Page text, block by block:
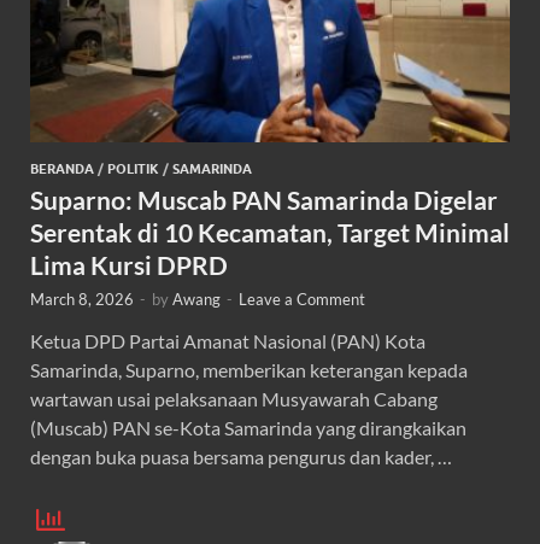
BERANDA / POLITIK / SAMARINDA
Suparno: Muscab PAN Samarinda Digelar
Serentak di 10 Kecamatan, Target Minimal
Lima Kursi DPRD
March 8, 2026 - byAwang - Leave a Comment
Ketua DPD Partai Amanat Nasional (PAN) Kota
Samarinda, Suparno, memberikan keterangan kepada
wartawan usai pelaksanaan Musyawarah Cabang
(Muscab) PAN se-Kota Samarinda yang dirangkaikan
dengan buka puasa bersama pengurus dan kader, …